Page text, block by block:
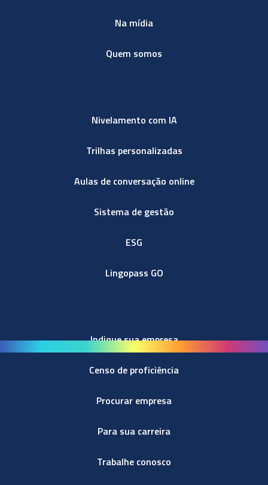
Na mídia
Quem somos
Nivelamento com IA
Trilhas personalizadas
Aulas de conversação online
Sistema de gestão
ESG
Lingopass GO
Indique sua empresa
Censo de proficiência
Procurar empresa
Para sua carreira
Trabalhe conosco